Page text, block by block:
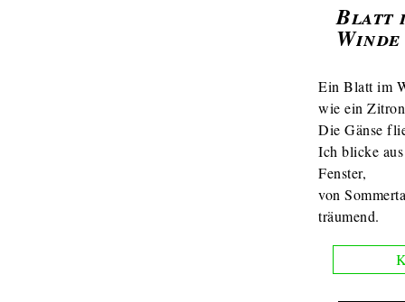
Blatt
Winde
Ein Blatt im
wie ein
Die Gänse
Ich blicke
Fenster,
von
träumend.